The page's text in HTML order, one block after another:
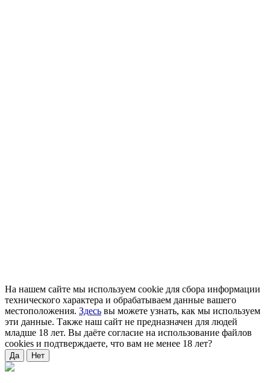
На нашем сайте мы используем cookie для сбора информации
технического характера и обрабатываем данные вашего
местоположения. Здесь вы можете узнать, как мы используем
эти данные. Также наш сайт не предназначен для людей
младше 18 лет. Вы даёте согласие на использование файлов
cookies и подтверждаете, что вам не менее 18 лет?
Да Нет